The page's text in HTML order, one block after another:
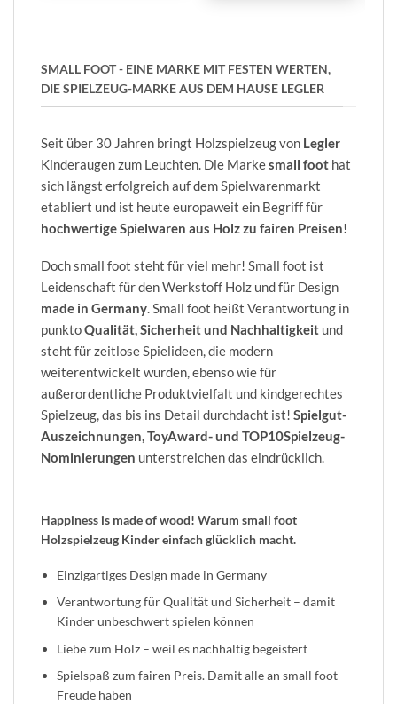
SMALL FOOT - EINE MARKE MIT FESTEN WERTEN,
DIE SPIELZEUG-MARKE AUS DEM HAUSE LEGLER
Seit über 30 Jahren bringt Holzspielzeug von Legler
Kinderaugen zum Leuchten. Die Markesmall foot hat
sich längst erfolgreich auf dem Spielwarenmarkt
etabliert und ist heute europaweit ein Begriff für
hochwertige Spielwaren aus Holz zu fairen Preisen!
Doch small foot steht für viel mehr! Small foot ist
Leidenschaft für den Werkstoff Holz und für Design
made in Germany. Small foot heißt Verantwortung in
punktoQualität, Sicherheit und Nachhaltigkeit und
steht für zeitlose Spielideen, die modern
weiterentwickelt wurden, ebenso wie für
außerordentliche Produktvielfalt und kindgerechtes
Spielzeug, das bis ins Detail durchdacht ist! Spielgut-
Auszeichnungen, ToyAward- und TOP10Spielzeug-
Nominierungen unterstreichen das eindrücklich.
Happiness is made of wood! Warum small foot
Holzspielzeug Kinder einfach glücklich macht.
Einzigartiges Design made in Germany
Verantwortung für Qualität und Sicherheit – damit
Kinder unbeschwert spielen können
Liebe zum Holz – weil es nachhaltig begeistert
Spielspaß zum fairen Preis. Damit alle an small foot
Freude haben